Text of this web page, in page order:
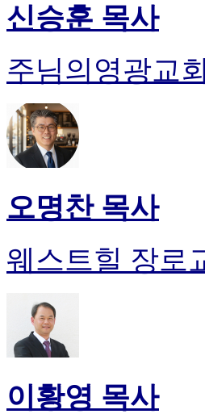
신승훈 목사
주님의영광교회
오명찬 목사
웨스트힐 장로
이황영 목사